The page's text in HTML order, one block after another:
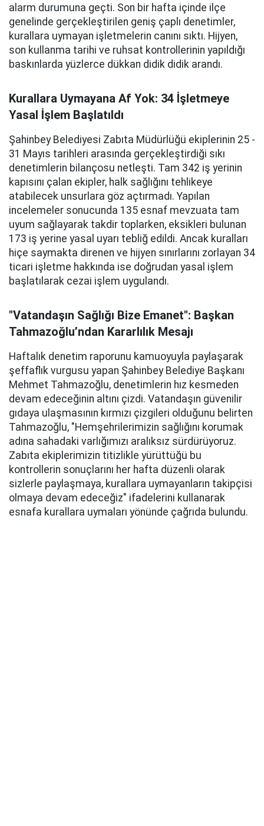
alarm durumuna geçti. Son bir hafta içinde ilçe
genelinde gerçekleştirilen geniş çaplı denetimler,
kurallara uymayan işletmelerin canını sıktı. Hijyen,
son kullanma tarihi ve ruhsat kontrollerinin yapıldığı
baskınlarda yüzlerce dükkan didik didik arandı.
Kurallara Uymayana Af Yok: 34 İşletmeye
Yasal İşlem Başlatıldı
Şahinbey Belediyesi Zabıta Müdürlüğü ekiplerinin 25 -
31 Mayıs tarihleri arasında gerçekleştirdiği sıkı
denetimlerin bilançosu netleşti. Tam 342 iş yerinin
kapısını çalan ekipler, halk sağlığını tehlikeye
atabilecek unsurlara göz açtırmadı. Yapılan
incelemeler sonucunda 135 esnaf mevzuata tam
uyum sağlayarak takdir toplarken, eksikleri bulunan
173 iş yerine yasal uyarı tebliğ edildi. Ancak kuralları
hiçe saymakta direnen ve hijyen sınırlarını zorlayan 34
ticari işletme hakkında ise doğrudan yasal işlem
başlatılarak cezai işlem uygulandı.
"Vatandaşın Sağlığı Bize Emanet": Başkan
Tahmazoğlu’ndan Kararlılık Mesajı
Haftalık denetim raporunu kamuoyuyla paylaşarak
şeffaflık vurgusu yapan Şahinbey Belediye Başkanı
Mehmet Tahmazoğlu, denetimlerin hız kesmeden
devam edeceğinin altını çizdi. Vatandaşın güvenilir
gıdaya ulaşmasının kırmızı çizgileri olduğunu belirten
Tahmazoğlu, "Hemşehrilerimizin sağlığını korumak
adına sahadaki varlığımızı aralıksız sürdürüyoruz.
Zabıta ekiplerimizin titizlikle yürüttüğü bu
kontrollerin sonuçlarını her hafta düzenli olarak
sizlerle paylaşmaya, kurallara uymayanların takipçisi
olmaya devam edeceğiz" ifadelerini kullanarak
esnafa kurallara uymaları yönünde çağrıda bulundu.